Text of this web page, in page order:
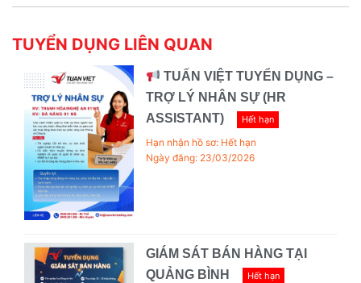
TUYỂN DỤNG LIÊN QUAN
TUẤN VIỆT TUYỂN DỤNG –
TRỢ LÝ NHÂN SỰ (HR
ASSISTANT)
Hết hạn
Hạn nhận hồ sơ: Hết hạn
Ngày đăng: 23/03/2026
GIÁM SÁT BÁN HÀNG TẠI
QUẢNG BÌNH
Hết hạn